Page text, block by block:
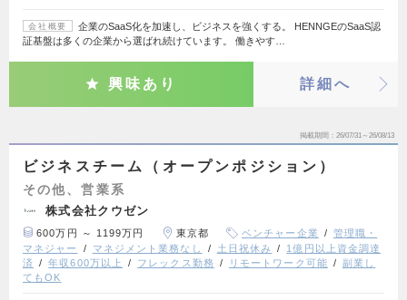
会社概要
企業のSaaS化を加速し、ビジネスを強くする。 HENNGEのSaaS認
証基盤は多くの企業から選ばれ続けています。 働きやす…
興味あり 詳細へ
掲載期間 26/07/31～26/08/13
ビジネスチーム（オープンポジション）
その他、営業系
株式会社クウゼン
600万円 ～ 1199万円 東京都 ベンチャー企業
管理職・
マネジャー
マネジメント業務なし 土日祝休み
1億円以上資金調達
済
年収600万以上 フレックス勤務 リモートワーク可能
副業し
てもOK